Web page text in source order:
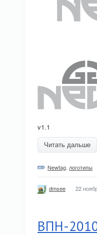
v1.1
Читать дальше
Newtag логотипы
dmsee 22
ВПН-